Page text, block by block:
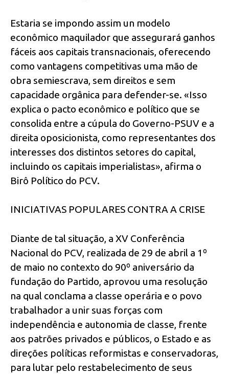
Estaria se impondo assim un modelo
econômico maquilador que assegurará ganhos
fáceis aos capitais transnacionais, oferecendo
como vantagens competitivas uma mão de
obra semiescrava, sem direitos e sem
capacidade orgânica para defender-se. «Isso
explica o pacto econômico e político que se
consolida entre a cúpula do Governo-PSUV e a
direita oposicionista, como representantes dos
interesses dos distintos setores do capital,
incluindo os capitais imperialistas», afirma o
Birô Político do PCV.
INICIATIVAS POPULARES CONTRA A CRISE
Diante de tal situação, a XV Conferência
Nacional do PCV, realizada de 29 de abril a 1º
de maio no contexto do 90º aniversário da
fundação do Partido, aprovou uma resolução
na qual conclama a classe operária e o povo
trabalhador a unir suas forças com
independência e autonomia de classe, frente
aos patrões privados e públicos, o Estado e as
direções políticas reformistas e conservadoras,
para lutar pelo restabelecimento de seus